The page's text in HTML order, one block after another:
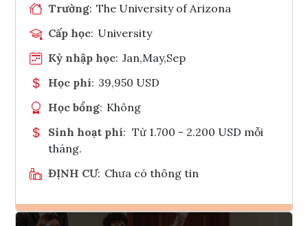
Trường: The University of Arizona
Cấp học: University
Kỳ nhập học: Jan,May,Sep
Học phí: 39,950 USD
Học bổng: Không
Sinh hoạt phí: Từ 1.700 - 2.200 USD mỗi
tháng.
ĐỊNH CƯ: Chưa có thông tin